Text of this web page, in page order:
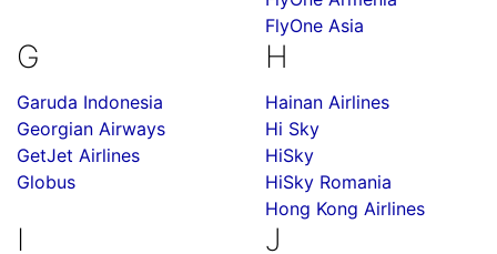
FlyOne Asia
G
Garuda Indonesia
Georgian Airways
GetJet Airlines
Globus
H
Hainan Airlines
Hi Sky
HiSky
HiSky Romania
Hong Kong Airlines
I J